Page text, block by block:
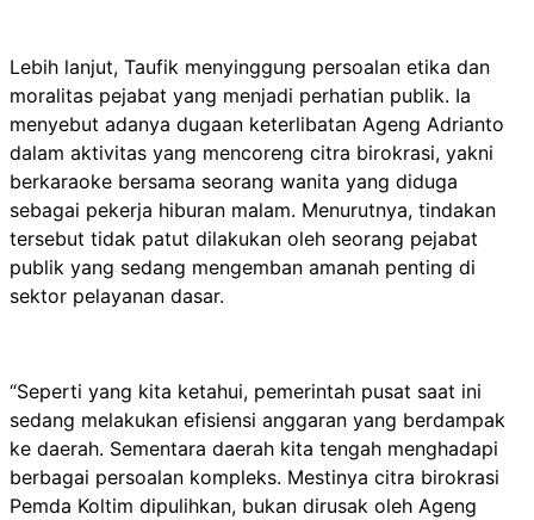
Lebih lanjut, Taufik menyinggung persoalan etika dan
moralitas pejabat yang menjadi perhatian publik. Ia
menyebut adanya dugaan keterlibatan Ageng Adrianto
dalam aktivitas yang mencoreng citra birokrasi, yakni
berkaraoke bersama seorang wanita yang diduga
sebagai pekerja hiburan malam. Menurutnya, tindakan
tersebut tidak patut dilakukan oleh seorang pejabat
publik yang sedang mengemban amanah penting di
sektor pelayanan dasar.
“Seperti yang kita ketahui, pemerintah pusat saat ini
sedang melakukan efisiensi anggaran yang berdampak
ke daerah. Sementara daerah kita tengah menghadapi
berbagai persoalan kompleks. Mestinya citra birokrasi
Pemda Koltim dipulihkan, bukan dirusak oleh Ageng